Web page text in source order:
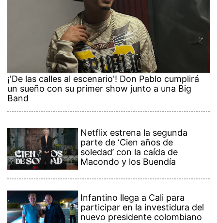
¡'De las calles al escenario'! Don Pablo cumplirá
un sueño con su primer show junto a una Big
Band
Netflix estrena la segunda
parte de ‘Cien años de
soledad’ con la caída de
Macondo y los Buendía
Infantino llega a Cali para
participar en la investidura del
nuevo presidente colombiano